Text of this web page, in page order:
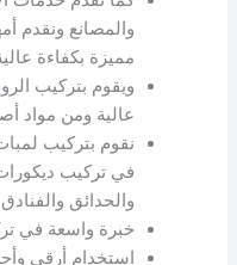
والمصانع ونقدم
مميزة بكفاءة
ويقوم بتركيب
عالية ومن مواد
نقوم بتركيب
في تركيب ديكورات
والحدائق
خبرة واسعة في
استخدام أرقى